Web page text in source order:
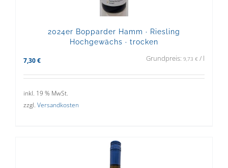
2024er Bopparder Hamm · Riesling
Hochgewächs · trocken
7,30 € Grundpreis: 9,73 € / l
inkl. 19 % MwSt.
zzgl. Versandkosten